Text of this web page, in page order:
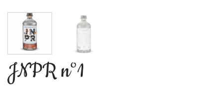
JNPR n°1